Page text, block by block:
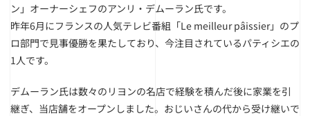
ン」オーナーシェフのアンリ・デムーラン氏です。
昨年6月にフランスの人気テレビ番組「Le meilleur pâissier」のプ
ロ部門で見事優勝を果たしており、今注目されているパティシエの
1人です。
デムーラン氏は数々のリヨンの名店で経験を積んだ後に家業を引
継ぎ、当店舗をオープンしました。おじいさんの代から受け継いで